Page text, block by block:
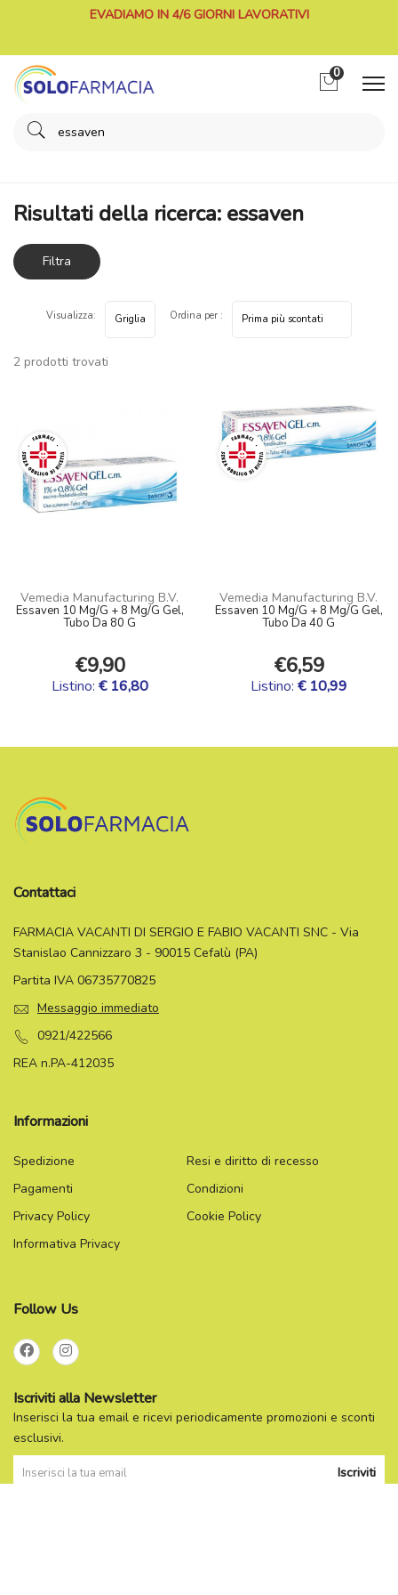
EVADIAMO IN 4/6 GIORNI LAVORATIVI
0
Home Risultati della ricerca prodotti essaven
Risultati della ricerca: essaven
Filtra
2 prodotti trovati
Visualizza: Ordina per :
Vemedia Manufacturing B.V.
Essaven 10 Mg/G + 8 Mg/G Gel,
Tubo Da 80 G
€9,90
Listino: € 16,80
Vemedia Manufacturing B.V.
Essaven 10 Mg/G + 8 Mg/G Gel,
Tubo Da 40 G
€6,59
Listino: € 10,99
Contattaci
FARMACIA VACANTI DI SERGIO E FABIO VACANTI SNC - Via
Stanislao Cannizzaro 3 - 90015 Cefalù (PA)
Partita IVA 06735770825
Messaggio immediato
0921/422566
REA n.PA-412035
Informazioni
Spedizione
Resi e diritto di recesso
Pagamenti
Condizioni
Privacy Policy
Cookie Policy
Informativa Privacy
Follow Us
Iscriviti alla Newsletter
Inserisci la tua email e ricevi periodicamente promozioni e sconti
esclusivi.
Iscriviti